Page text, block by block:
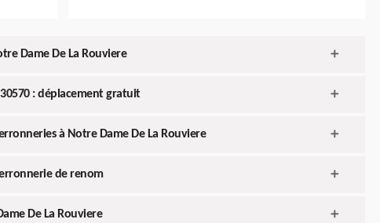
Dame De La Rouviere
: déplacement gratuit
à Notre Dame De La Rouviere
de renom
De La Rouviere